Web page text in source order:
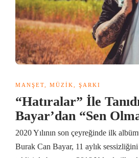
MANŞET MÜZIK ŞARKI
“Hatıralar” İle
Bayar’dan “Sen
2020 Yılının son çeyreğinde ilk
Burak Can Bayar, 11 aylık